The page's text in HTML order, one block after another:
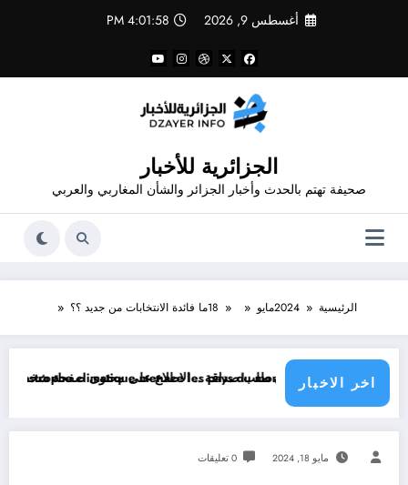
أغسطس 9, 2026 4:01:59 PM
الجزائرية للأخبار
صحيفة تهتم بالحدث وأخبار الجزائر والشأن المغاربي والعربي
الرئيسية 2024مايو 18ما فائدة الانتخابات من جديد ؟؟
اخر الاخبار
اغلق ملفه الشخصي في فيسبوك دون طلب صداقة
La pire catastrophe climatique menace les pays du monde
مايو 18, 2024 0 تعليقات